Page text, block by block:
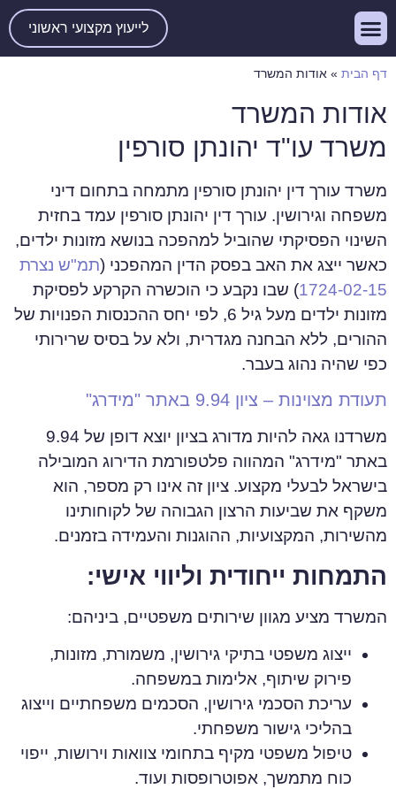
לייעוץ מקצועי ראשוני
דף הבית » אודות המשרד
אודות המשרד
משרד עו"ד יהונתן סורפין
משרד עורך דין יהונתן סורפין מתמחה בתחום דיני
משפחה וגירושין. עורך דין יהונתן סורפין עמד בחזית
השינוי הפסיקתי שהוביל למהפכה בנושא מזונות ילדים,
כאשר ייצג את האב בפסק הדין המהפכני (תמ"ש נצרת
1724-02-15) שבו נקבע כי הוכשרה הקרקע לפסיקת
מזונות ילדים מעל גיל 6, לפי יחס ההכנסות הפנויות של
ההורים, ללא הבחנה מגדרית, ולא על בסיס שרירותי
כפי שהיה נהוג בעבר.
תעודת מצוינות – ציון 9.94 באתר "מידרג"
משרדנו גאה להיות מדורג בציון יוצא דופן של 9.94
באתר "מידרג" המהווה פלטפורמת הדירוג המובילה
בישראל לבעלי מקצוע. ציון זה אינו רק מספר, הוא
משקף את שביעות הרצון הגבוהה של לקוחותינו
מהשירות, המקצועיות, ההוגנות והעמידה בזמנים.
התמחות ייחודית וליווי אישי:
המשרד מציע מגוון שירותים משפטיים, ביניהם:
ייצוג משפטי בתיקי גירושין, משמורת, מזונות,
פירוק שיתוף, אלימות במשפחה.
עריכת הסכמי גירושין, הסכמים משפחתיים וייצוג
בהליכי גישור משפחתי.
טיפול משפטי מקיף בתחומי צוואות וירושות, ייפוי
כוח מתמשך, אפוטרופסות ועוד.